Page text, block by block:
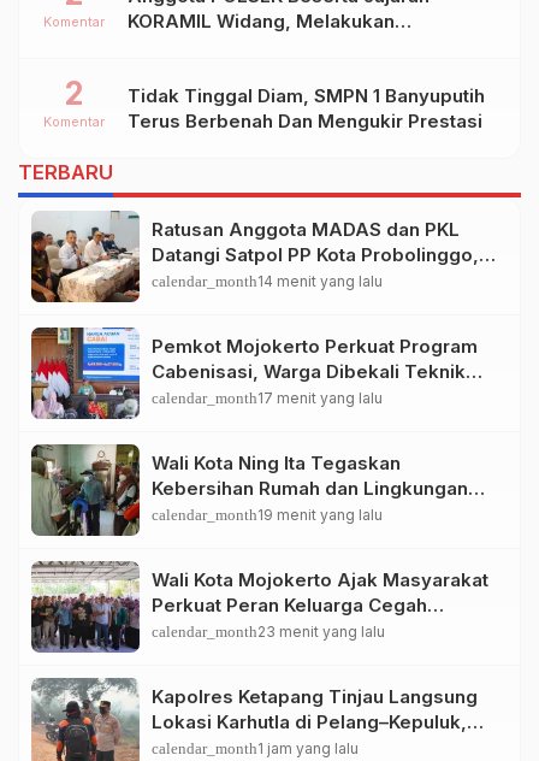
KORAMIL Widang, Melakukan
Kab.TUBAN
Komentar
Tidak Tinggal Diam, SMPN 1 Banyuputih
Terus Berbenah Dan Mengukir Prestasi
2
Komentar
TERBARU
Ratusan Anggota MADAS dan PKL
Datangi Satpol PP Kota Probolinggo,
Bahas Penataan PKL
calendar_month14 menit yang lalu
Pemkot Mojokerto Perkuat Program
Cabenisasi, Warga Dibekali Teknik
Budidaya Cabai dan Peluang
calendar_month17 menit yang lalu
Wali Kota Ning Ita Tegaskan
Kebersihan Rumah dan Lingkungan
Jadi Fondasi Kota Mojokerto Sehat
calendar_month19 menit yang lalu
Wali Kota Mojokerto Ajak Masyarakat
Perkuat Peran Keluarga Cegah
Penyalahgunaan Narkoba
calendar_month23 menit yang lalu
Kapolres Ketapang Tinjau Langsung
Lokasi Karhutla di Pelang–Kepuluk,
Upaya Pemadaman Terus
calendar_month1 jam yang lalu